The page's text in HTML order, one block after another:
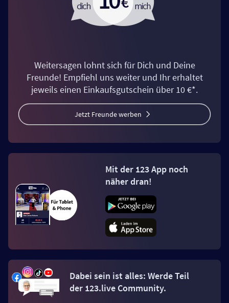
Weitersagen lohnt sich für Dich und Deine
Freunde! Empfiehl uns weiter und Ihr erhaltet
jeweils einen Einkaufsgutschein über 10 €*.
Jetzt Freunde werben
Mit der 123 App noch
näher dran!
Dabei sein ist alles: Werde Teil
der 123.live Community.